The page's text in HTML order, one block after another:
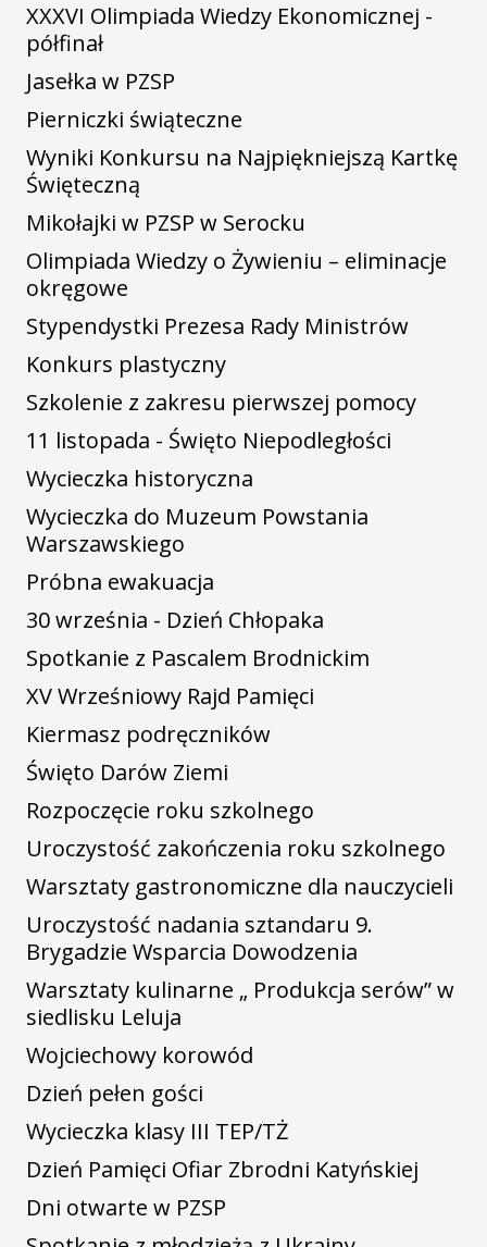
XXXVI Olimpiada Wiedzy Ekonomicznej -
półfinał
Jasełka w PZSP
Pierniczki świąteczne
Wyniki Konkursu na Najpiękniejszą Kartkę
Święteczną
Mikołajki w PZSP w Serocku
Olimpiada Wiedzy o Żywieniu – eliminacje
okręgowe
Stypendystki Prezesa Rady Ministrów
Konkurs plastyczny
Szkolenie z zakresu pierwszej pomocy
11 listopada - Święto Niepodległości
Wycieczka historyczna
Wycieczka do Muzeum Powstania
Warszawskiego
Próbna ewakuacja
30 września - Dzień Chłopaka
Spotkanie z Pascalem Brodnickim
XV Wrześniowy Rajd Pamięci
Kiermasz podręczników
Święto Darów Ziemi
Rozpoczęcie roku szkolnego
Uroczystość zakończenia roku szkolnego
Warsztaty gastronomiczne dla nauczycieli
Uroczystość nadania sztandaru 9.
Brygadzie Wsparcia Dowodzenia
Warsztaty kulinarne „ Produkcja serów” w
siedlisku Leluja
Wojciechowy korowód
Dzień pełen gości
Wycieczka klasy III TEP/TŻ
Dzień Pamięci Ofiar Zbrodni Katyńskiej
Dni otwarte w PZSP